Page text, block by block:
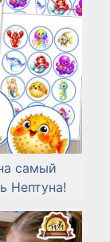
самый
Нептуна!